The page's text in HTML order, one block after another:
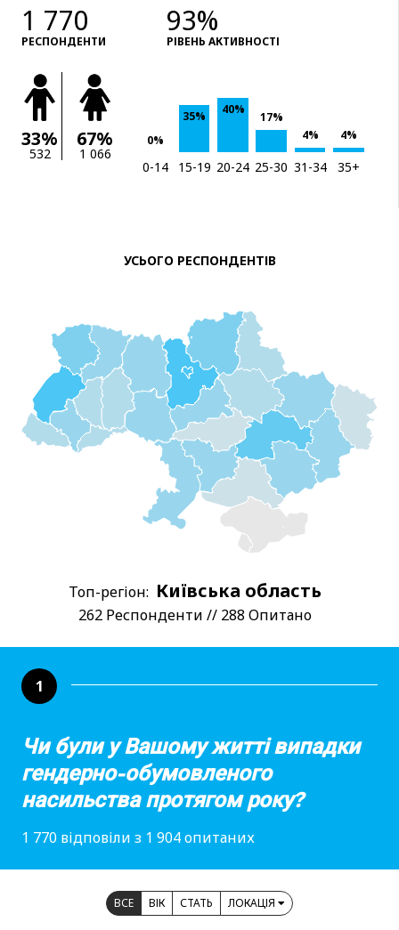
1 770
РЕСПОНДЕНТИ
93%
РІВЕНЬ АКТИВНОСТІ
33%
532
67%
1 066
0%
35% 40%
17%
4%
4%
0-14 15-19 20-24 25-30 31-34 35+
УСЬОГО РЕСПОНДЕНТІВ
Топ-регіон: Київська область
262 Респонденти // 288 Опитано
1
Чи були у Вашому житті випадки
гендерно-обумовленого
насильства протягом року?
1 770 відповіли з 1 904 опитаних
ВСЕ ВІК СТАТЬ ЛОКАЦІЯ